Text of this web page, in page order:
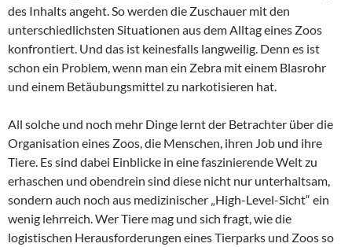
des Inhalts angeht. So werden die Zuschauer mit den
unterschiedlichsten Situationen aus dem Alltag eines Zoos
konfrontiert. Und das ist keinesfalls langweilig. Denn es ist
schon ein Problem, wenn man ein Zebra mit einem Blasrohr
und einem Betäubungsmittel zu narkotisieren hat.
All solche und noch mehr Dinge lernt der Betrachter über die
Organisation eines Zoos, die Menschen, ihren Job und ihre
Tiere. Es sind dabei Einblicke in eine faszinierende Welt zu
erhaschen und obendrein sind diese nicht nur unterhaltsam,
sondern auch noch aus medizinischer „High-Level-Sicht“ ein
wenig lehrreich. Wer Tiere mag und sich fragt, wie die
logistischen Herausforderungen eines Tierparks und Zoos so